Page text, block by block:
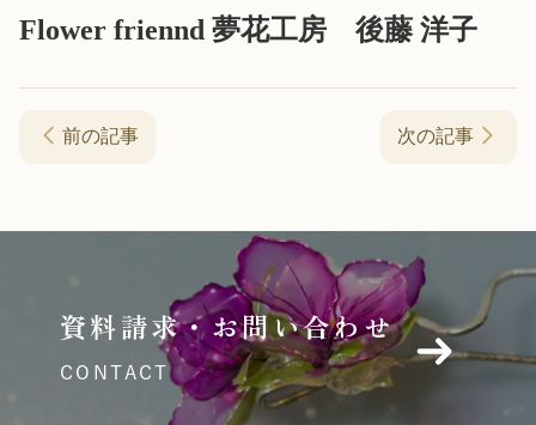
Flower friennd 夢花工房 後藤 洋子
前の記事 次の記事
資料請求・お問い合わせ
CONTACT